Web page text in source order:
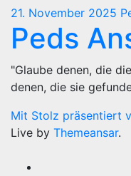
21. November 2025
Peds
"Glaube denen, die
denen, die sie
Mit Stolz präsentiert
Live by Themeansar.